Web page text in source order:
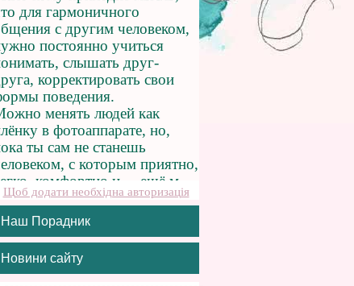
Щоб додати необхідна авторизація
Наш Порадник
Новини сайту